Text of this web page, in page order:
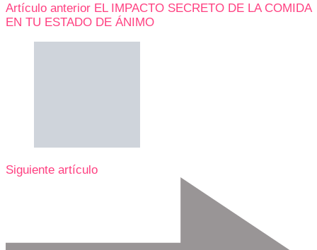
Artículo anterior EL IMPACTO SECRETO DE LA COMIDA
EN TU ESTADO DE ÁNIMO
Siguiente artículo